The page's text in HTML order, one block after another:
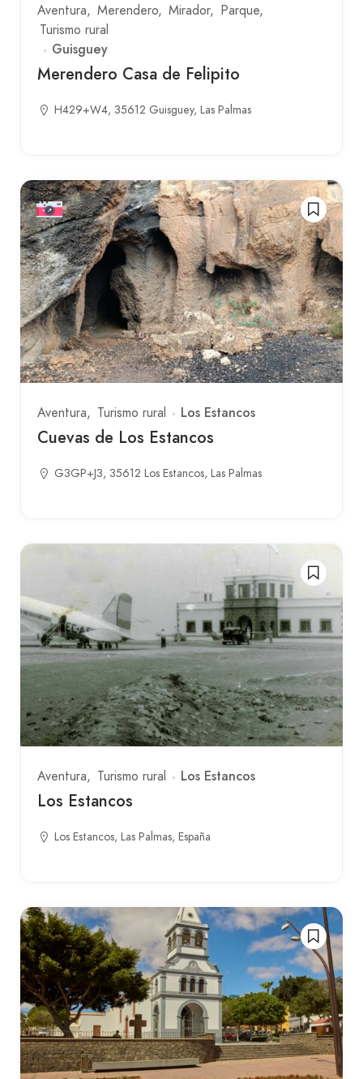
Aventura Merendero Mirador
Parque
Turismo rural
Guisguey
Merendero Casa de Felipito
H429+W4, 35612 Guisguey, Las Palmas
Aventura Turismo rural Los Estancos
Cuevas de Los Estancos
G3GP+J3, 35612 Los Estancos, Las Palmas
Aventura Turismo rural Los Estancos
Los Estancos
Los Estancos, Las Palmas, España